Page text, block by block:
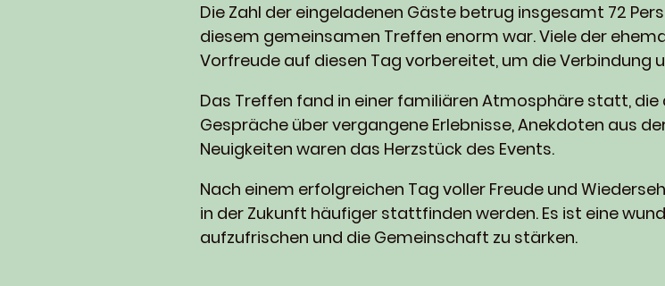
Die Zahl der eingeladenen Gäste betrug insgesamt 72
diesem gemeinsamen Treffen enorm war. Viele der
Vorfreude auf diesen Tag vorbereitet, um die Verbindung
Das Treffen fand in einer familiären Atmosphäre statt,
Gespräche über vergangene Erlebnisse, Anekdoten aus
Neuigkeiten waren das Herzstück des Events.
Nach einem erfolgreichen Tag voller Freude und
in der Zukunft häufiger stattfinden werden. Es ist eine
aufzufrischen und die Gemeinschaft zu stärken.